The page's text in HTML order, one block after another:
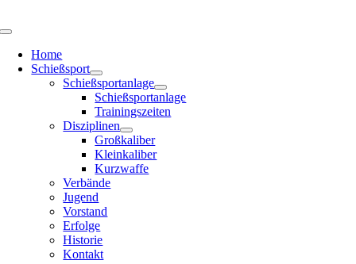
Inhalt
Toggle
NavigationHome
Schießsport
Schießsportanlage
Schießsportanlage
Trainingszeiten
Disziplinen
Großkaliber
Kleinkaliber
Kurzwaffe
Verbände
Jugend
Vorstand
Erfolge
Historie
Kontakt